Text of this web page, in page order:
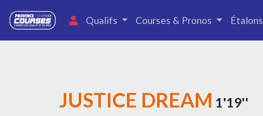
Qualifs Courses & Pronos Étalons
JUSTICE DREAM 1'19''